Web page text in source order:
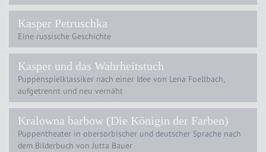
Kasper Petruschka
Eine russische Geschichte
Kasper und das Wahrheitstuch
Puppenspielklassiker nach einer Idee von Lena Foellbach,
aufgetrennt und neu vernäht
Kralowna barbow (Die Königin der Farben)
Puppentheater in obersorbischer und deutscher Sprache nach
dem Bilderbuch von Jutta Bauer